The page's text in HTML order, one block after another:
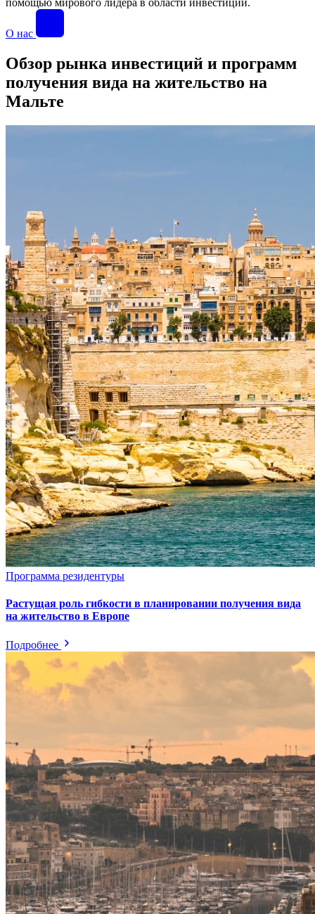
помощью мирового лидера в области инвестиций.
О нас
Обзор рынка инвестиций и программ
получения вида на жительство на
Мальте
Программа резидентуры
Растущая роль гибкости в планировании получения вида
на жительство в Европе
Подробнее